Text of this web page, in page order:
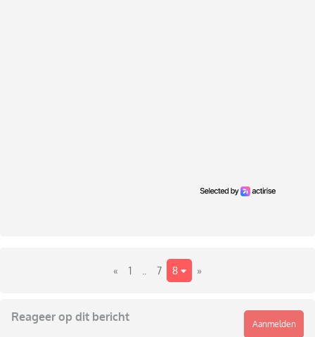
« 1 7 8 »
Reageer op dit bericht
Aanmelden